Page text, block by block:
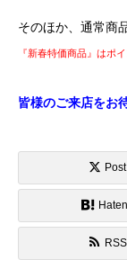
そのほか、通常商
『新春特価商品』はポ
皆様のご来店をお
Post
RSS